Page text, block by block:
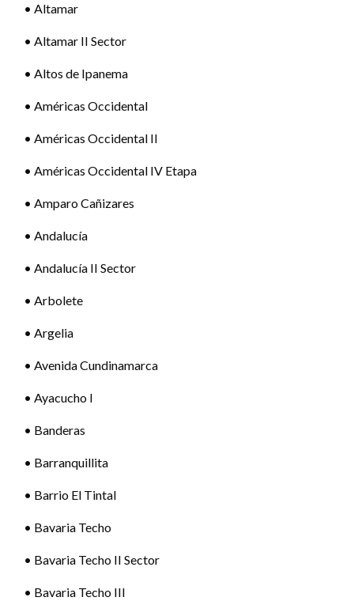
• Altamar
• Altamar II Sector
• Altos de Ipanema
• Américas Occidental
• Américas Occidental II
• Américas Occidental IV Etapa
• Amparo Cañizares
• Andalucía
• Andalucía II Sector
• Arbolete
• Argelia
• Avenida Cundinamarca
• Ayacucho I
• Banderas
• Barranquillita
• Barrio El Tintal
• Bavaria Techo
• Bavaria Techo II Sector
• Bavaria Techo III